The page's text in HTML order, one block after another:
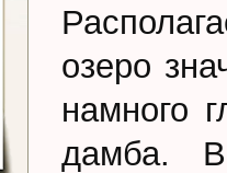
озеро
намного
дамба.